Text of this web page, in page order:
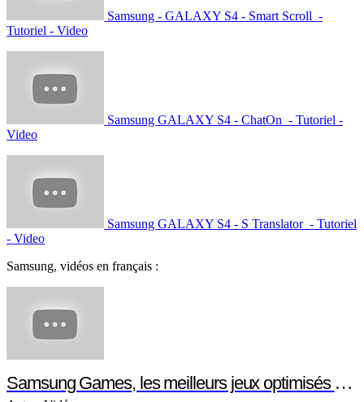
Samsung - GALAXY S4 - Smart Scroll -
Tutoriel - Video
Samsung GALAXY S4 - ChatOn - Tutoriel -
Video
Samsung GALAXY S4 - S Translator - Tutoriel
- Video
Samsung, vidéos en français :
Samsung Games, les meilleurs jeux optimisés pour votre smartphone ou votre tablette Samsung